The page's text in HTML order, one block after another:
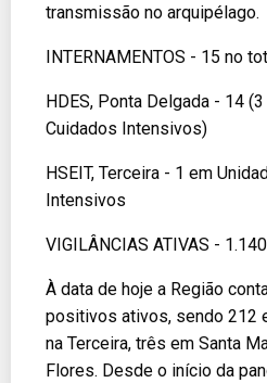
transmissão no arquipélago.
INTERNAMENTOS - 15 no
HDES, Ponta Delgada - 14
Cuidados Intensivos)
HSEIT, Terceira - 1 em
Intensivos
VIGILÂNCIAS ATIVAS -
À data de hoje a Região
positivos ativos, sendo 212
na Terceira, três em Santa
Flores. Desde o início da